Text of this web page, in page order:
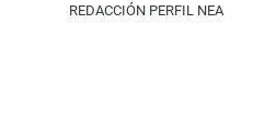
REDACCIÓN PERFIL NEA